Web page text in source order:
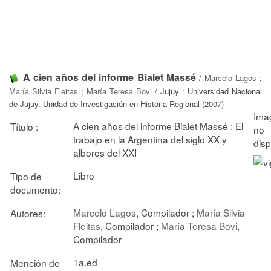
A cien años del informe Bialet Massé/ Marcelo Lagos ;
María Silvia Fleitas ; María Teresa Bovi / Jujuy : Universidad Nacional
de Jujuy. Unidad de Investigación en Historia Regional (2007)
Título :
A cien años del informe Bialet Massé : El
trabajo en la Argentina del siglo XX y
albores del XXI
Tipo de
documento:
Libro
Autores: Marcelo Lagos, Compilador ; María Silvia
Fleitas, Compilador ; María Teresa Bovi,
Compilador
Mención de
1a.ed